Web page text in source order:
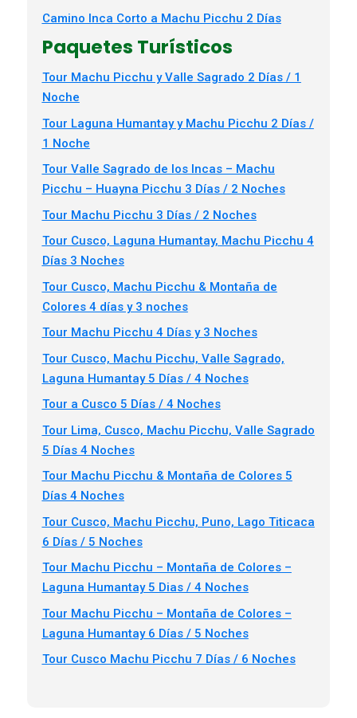
Camino Inca Corto a Machu Picchu 2 Días
Paquetes Turísticos
Tour Machu Picchu y Valle Sagrado 2 Días / 1
Noche
Tour Laguna Humantay y Machu Picchu 2 Días /
1 Noche
Tour Valle Sagrado de los Incas – Machu
Picchu – Huayna Picchu 3 Días / 2 Noches
Tour Machu Picchu 3 Días / 2 Noches
Tour Cusco, Laguna Humantay, Machu Picchu 4
Días 3 Noches
Tour Cusco, Machu Picchu & Montaña de
Colores 4 días y 3 noches
Tour Machu Picchu 4 Días y 3 Noches
Tour Cusco, Machu Picchu, Valle Sagrado,
Laguna Humantay 5 Días / 4 Noches
Tour a Cusco 5 Días / 4 Noches
Tour Lima, Cusco, Machu Picchu, Valle Sagrado
5 Días 4 Noches
Tour Machu Picchu & Montaña de Colores 5
Días 4 Noches
Tour Cusco, Machu Picchu, Puno, Lago Titicaca
6 Días / 5 Noches
Tour Machu Picchu – Montaña de Colores –
Laguna Humantay 5 Dias / 4 Noches
Tour Machu Picchu – Montaña de Colores –
Laguna Humantay 6 Días / 5 Noches
Tour Cusco Machu Picchu 7 Días / 6 Noches